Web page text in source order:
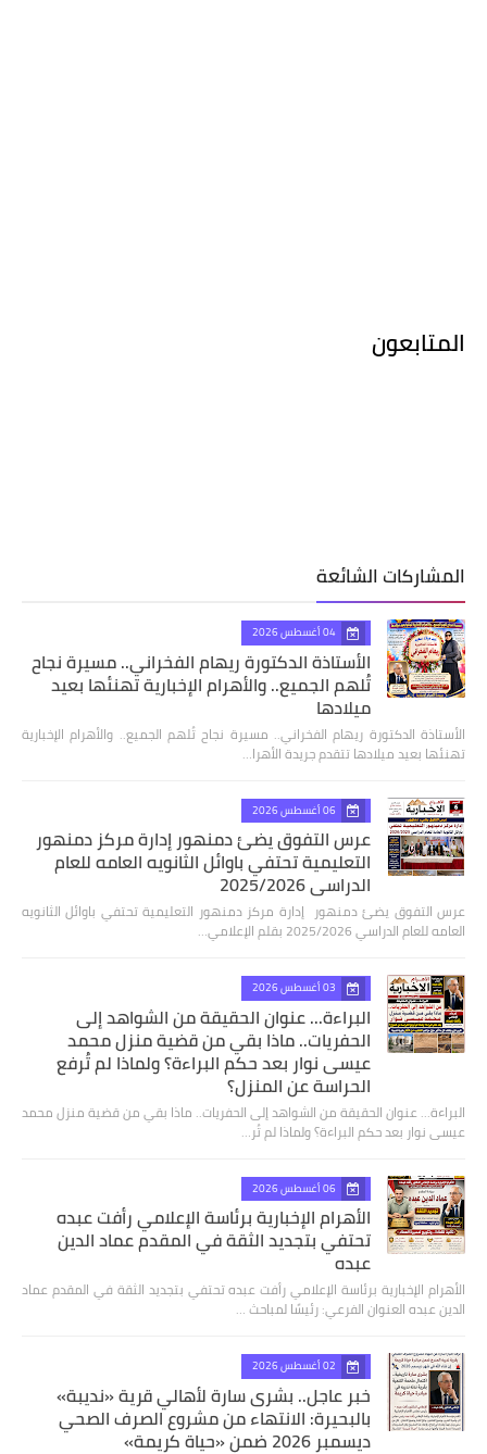
المتابعون
المشاركات الشائعة
04 أغسطس 2026
الأستاذة الدكتورة ريهام الفخراني.. مسيرة نجاح
تُلهم الجميع.. والأهرام الإخبارية تهنئها بعيد
ميلادها
الأستاذة الدكتورة ريهام الفخراني.. مسيرة نجاح تُلهم الجميع.. والأهرام الإخبارية
تهنئها بعيد ميلادها تتقدم جريدة الأهرا…
06 أغسطس 2026
عرس التفوق يضئ دمنهور إدارة مركز دمنهور
التعليمية تحتفي باوائل الثانويه العامه للعام
الدراسي 2025/2026
عرس التفوق يضئ دمنهور إدارة مركز دمنهور التعليمية تحتفي باوائل الثانويه
العامه للعام الدراسي 2025/2026 بقلم الإعلامي…
03 أغسطس 2026
البراءة... عنوان الحقيقة من الشواهد إلى
الحفريات.. ماذا بقي من قضية منزل محمد
عيسى نوار بعد حكم البراءة؟ ولماذا لم تُرفع
الحراسة عن المنزل؟
البراءة... عنوان الحقيقة من الشواهد إلى الحفريات.. ماذا بقي من قضية منزل محمد
عيسى نوار بعد حكم البراءة؟ ولماذا لم تُر…
06 أغسطس 2026
الأهرام الإخبارية برئاسة الإعلامي رأفت عبده
تحتفي بتجديد الثقة في المقدم عماد الدين
عبده
الأهرام الإخبارية برئاسة الإعلامي رأفت عبده تحتفي بتجديد الثقة في المقدم عماد
الدين عبده العنوان الفرعي: رئيسًا لمباحث …
02 أغسطس 2026
خبر عاجل.. بشرى سارة لأهالي قرية «نديبة»
بالبحيرة: الانتهاء من مشروع الصرف الصحي
ديسمبر 2026 ضمن «حياة كريمة»